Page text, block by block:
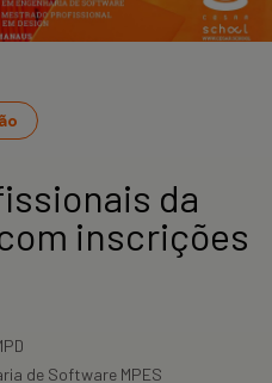
da
inscrições
de Software MPES